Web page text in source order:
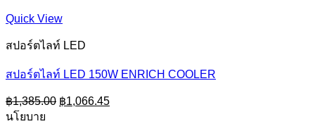
Quick View
สปอร์ตไลท์ LED
สปอร์ตไลท์ LED 150W ENRICH COOLER
฿1,385.00 Original
฿1,066.45Current
นโยบาย